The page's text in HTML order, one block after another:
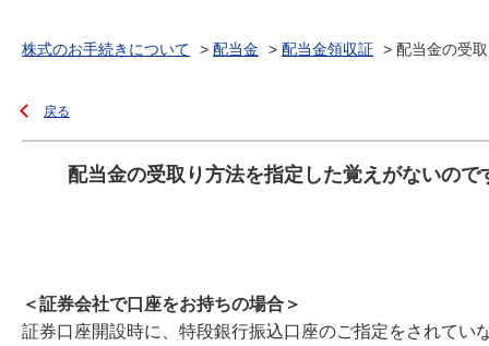
株式のお手続きについて > 配当金 > 配当金領収証 > 配当金の受
戻る
配当金の受取り方法を指定した覚えがないの
＜証券会社で口座をお持ちの場合＞
証券口座開設時に、特段銀行振込口座のご指定をされて